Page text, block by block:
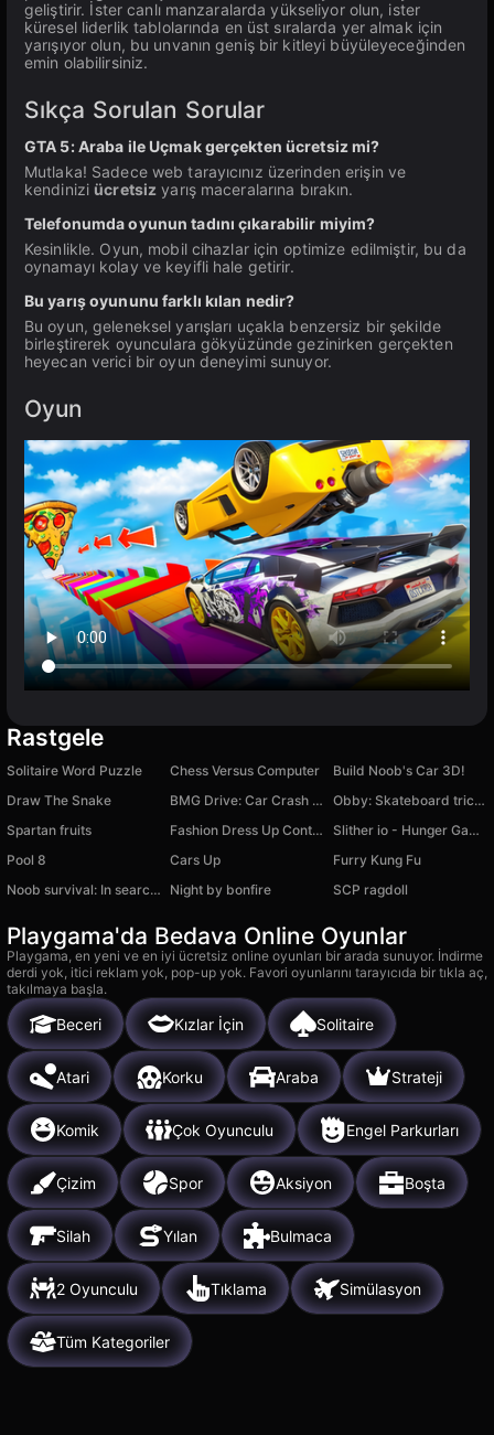
geliştirir. İster canlı manzaralarda yükseliyor olun, ister
küresel liderlik tablolarında en üst sıralarda yer almak için
yarışıyor olun, bu unvanın geniş bir kitleyi büyüleyeceğinden
emin olabilirsiniz.
Sıkça Sorulan Sorular
GTA 5: Araba ile Uçmak gerçekten ücretsiz mi?
Mutlaka! Sadece web tarayıcınız üzerinden erişin ve
kendinizi ücretsiz yarış maceralarına bırakın.
Telefonumda oyunun tadını çıkarabilir miyim?
Kesinlikle. Oyun, mobil cihazlar için optimize edilmiştir, bu da
oynamayı kolay ve keyifli hale getirir.
Bu yarış oyununu farklı kılan nedir?
Bu oyun, geleneksel yarışları uçakla benzersiz bir şekilde
birleştirerek oyunculara gökyüzünde gezinirken gerçekten
heyecan verici bir oyun deneyimi sunuyor.
Oyun
Rastgele
Solitaire Word Puzzle Chess Versus Computer
Build Noob's Car 3D!
Draw The Snake
BMG Drive: Car Crash Simulator
Obby: Skateboard tricks for Brainrots!
Spartan fruits
Fashion Dress Up Contest
Slither io - Hunger Games of Worms Online!
Pool 8
Cars Up
Furry Kung Fu
Noob survival: In search of adventures
Night by bonfire SCP ragdoll
Playgama'da Bedava Online Oyunlar
Playgama, en yeni ve en iyi ücretsiz online oyunları bir arada sunuyor. İndirme
derdi yok, itici reklam yok, pop-up yok. Favori oyunlarını tarayıcıda bir tıkla aç,
takılmaya başla.
Beceri Kızlar İçin Solitaire
Atari Korku Araba Strateji
Komik Çok Oyunculu Engel Parkurları
Çizim Spor Aksiyon Boşta
Silah Yılan Bulmaca
2 Oyunculu Tıklama Simülasyon
Tüm Kategoriler